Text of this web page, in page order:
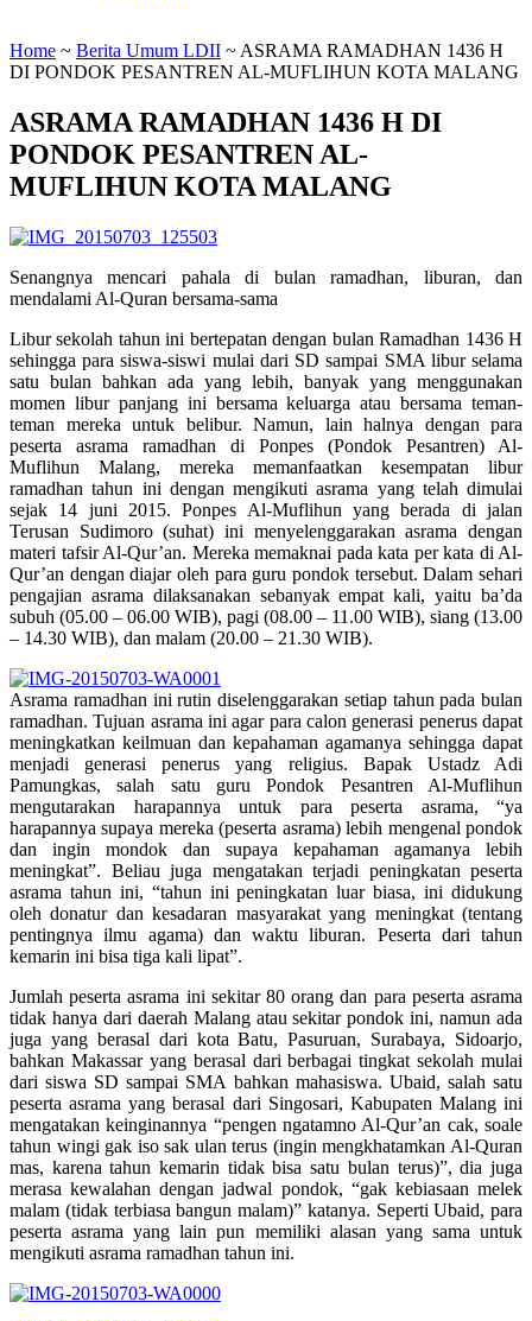
Home ~ Berita Umum LDII ~ ASRAMA RAMADHAN 1436 H
DI PONDOK PESANTREN AL-MUFLIHUN KOTA MALANG
ASRAMA RAMADHAN 1436 H DI
PONDOK PESANTREN AL-
MUFLIHUN KOTA MALANG
Senangnya mencari pahala di bulan ramadhan, liburan, dan
mendalami Al-Quran bersama-sama
Libur sekolah tahun ini bertepatan dengan bulan Ramadhan 1436 H
sehingga para siswa-siswi mulai dari SD sampai SMA libur selama
satu bulan bahkan ada yang lebih, banyak yang menggunakan
momen libur panjang ini bersama keluarga atau bersama teman-
teman mereka untuk belibur. Namun, lain halnya dengan para
peserta asrama ramadhan di Ponpes (Pondok Pesantren) Al-
Muflihun Malang, mereka memanfaatkan kesempatan libur
ramadhan tahun ini dengan mengikuti asrama yang telah dimulai
sejak 14 juni 2015. Ponpes Al-Muflihun yang berada di jalan
Terusan Sudimoro (suhat) ini menyelenggarakan asrama dengan
materi tafsir Al-Qur’an. Mereka memaknai pada kata per kata di Al-
Qur’an dengan diajar oleh para guru pondok tersebut. Dalam sehari
pengajian asrama dilaksanakan sebanyak empat kali, yaitu ba’da
subuh (05.00 – 06.00 WIB), pagi (08.00 – 11.00 WIB), siang (13.00
– 14.30 WIB), dan malam (20.00 – 21.30 WIB).
Asrama ramadhan ini rutin diselenggarakan setiap tahun pada bulan
ramadhan. Tujuan asrama ini agar para calon generasi penerus dapat
meningkatkan keilmuan dan kepahaman agamanya sehingga dapat
menjadi generasi penerus yang religius. Bapak Ustadz Adi
Pamungkas, salah satu guru Pondok Pesantren Al-Muflihun
mengutarakan harapannya untuk para peserta asrama, “ya
harapannya supaya mereka (peserta asrama) lebih mengenal pondok
dan ingin mondok dan supaya kepahaman agamanya lebih
meningkat”. Beliau juga mengatakan terjadi peningkatan peserta
asrama tahun ini, “tahun ini peningkatan luar biasa, ini didukung
oleh donatur dan kesadaran masyarakat yang meningkat (tentang
pentingnya ilmu agama) dan waktu liburan. Peserta dari tahun
kemarin ini bisa tiga kali lipat”.
Jumlah peserta asrama ini sekitar 80 orang dan para peserta asrama
tidak hanya dari daerah Malang atau sekitar pondok ini, namun ada
juga yang berasal dari kota Batu, Pasuruan, Surabaya, Sidoarjo,
bahkan Makassar yang berasal dari berbagai tingkat sekolah mulai
dari siswa SD sampai SMA bahkan mahasiswa. Ubaid, salah satu
peserta asrama yang berasal dari Singosari, Kabupaten Malang ini
mengatakan keinginannya “pengen ngatamno Al-Qur’an cak, soale
tahun wingi gak iso sak ulan terus (ingin mengkhatamkan Al-Quran
mas, karena tahun kemarin tidak bisa satu bulan terus)”, dia juga
merasa kewalahan dengan jadwal pondok, “gak kebiasaan melek
malam (tidak terbiasa bangun malam)” katanya. Seperti Ubaid, para
peserta asrama yang lain pun memiliki alasan yang sama untuk
mengikuti asrama ramadhan tahun ini.